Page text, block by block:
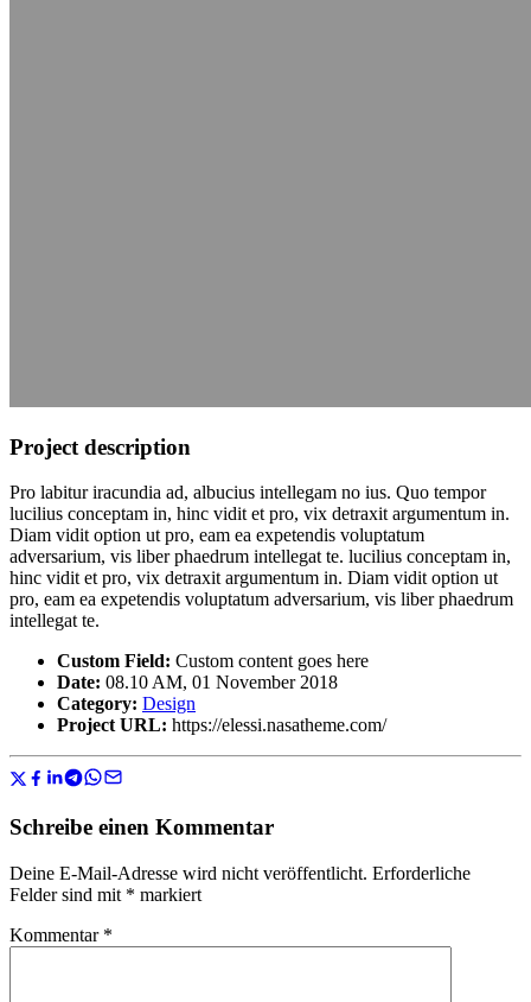
Project description
Pro labitur iracundia ad, albucius intellegam no ius. Quo tempor
lucilius conceptam in, hinc vidit et pro, vix detraxit argumentum in.
Diam vidit option ut pro, eam ea expetendis voluptatum
adversarium, vis liber phaedrum intellegat te. lucilius conceptam in,
hinc vidit et pro, vix detraxit argumentum in. Diam vidit option ut
pro, eam ea expetendis voluptatum adversarium, vis liber phaedrum
intellegat te.
Custom Field: Custom content goes here
Date: 08.10 AM, 01 November 2018
Category: Design
Project URL: https://elessi.nasatheme.com/
Schreibe einen Kommentar
Deine E-Mail-Adresse wird nicht veröffentlicht. Erforderliche
Felder sind mit * markiert
Kommentar *